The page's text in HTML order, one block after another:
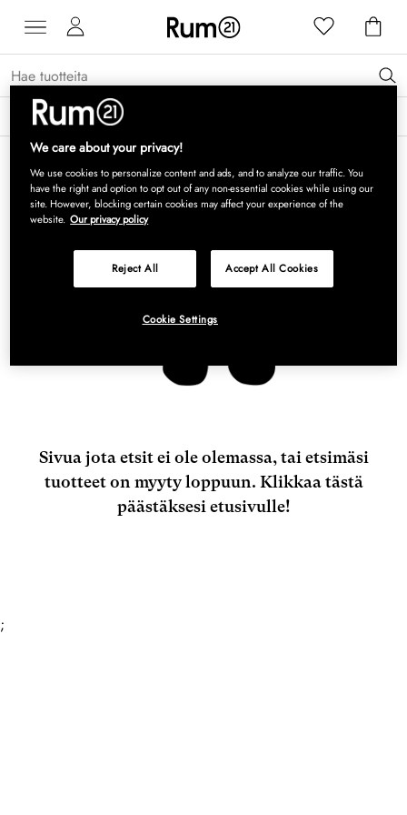
Saat 15 % alennusta Grythyttan Stålmöbler -tuotteista* →
Sivua jota etsit ei ole olemassa, tai etsimäsi
tuotteet on myyty loppuun. Klikkaa tästä
päästäksesi etusivulle!
;
We care about your privacy!
We use cookies to personalize content and ads, and to analyze our traffic. You
have the right and option to opt out of any non-essential cookies while using our
site. However, blocking certain cookies may affect your experience of the
website. Our privacy policy
Reject All Accept All Cookies
Cookie Settings